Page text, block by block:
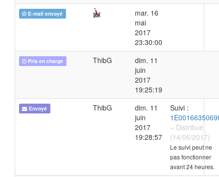
E-mail envoyé
mar. 16
mai
2017
23:30:00
Pris en charge ThibG
dim. 11
juin
2017
19:25:19
Envoyé ThibG
dim. 11
juin
2017
19:28:57
Suivi :
– Distribué
(14/06/2017)
Le suivi peut ne
pas fonctionner
avant 24 heures.